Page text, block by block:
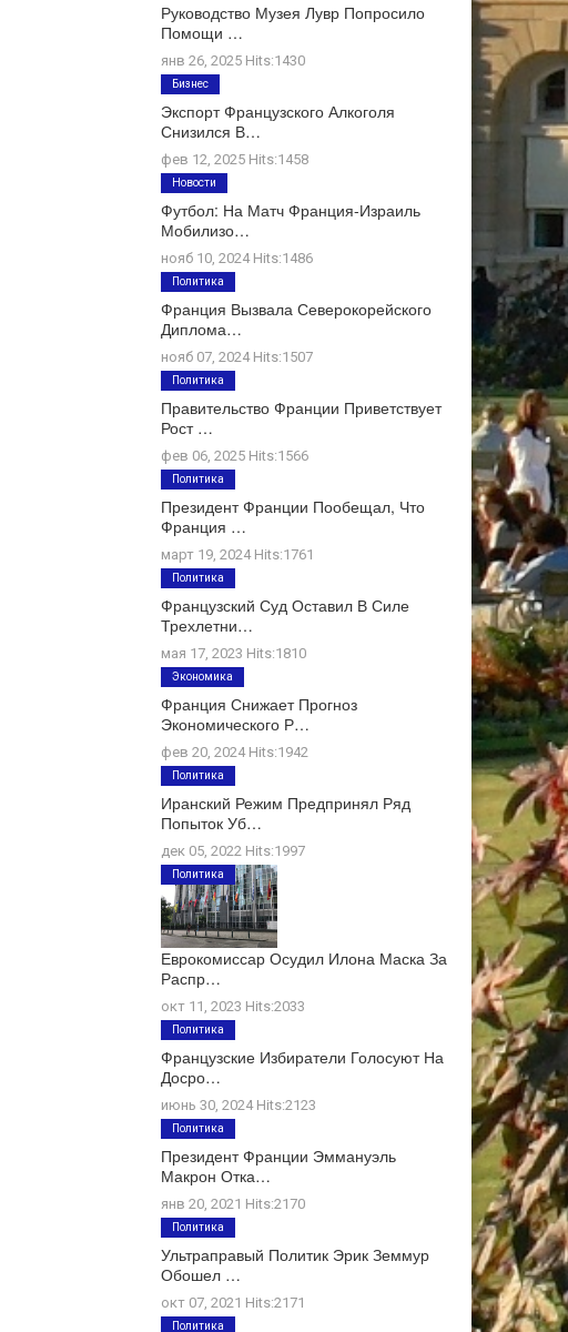
Руководство Музея Лувр Попросило
Помощи …
янв 26, 2025 Hits:1430
Экспорт Французского Алкоголя
Снизился В…
фев 12, 2025 Hits:1458
Бизнес
Футбол: На Матч Франция-Израиль
Мобилизо…
нояб 10, 2024 Hits:1486
Новости
Франция Вызвала Северокорейского
Диплома…
нояб 07, 2024 Hits:1507
Политика
Правительство Франции Приветствует
Рост …
фев 06, 2025 Hits:1566
Политика
Президент Франции Пообещал, Что
Франция …
март 19, 2024 Hits:1761
Политика
Французский Суд Оставил В Силе
Трехлетни…
мая 17, 2023 Hits:1810
Политика
Франция Снижает Прогноз
Экономического Р…
фев 20, 2024 Hits:1942
Экономика
Иранский Режим Предпринял Ряд
Попыток Уб…
дек 05, 2022 Hits:1997
Политика
Еврокомиссар Осудил Илона Маска За
Распр…
окт 11, 2023 Hits:2033
Политика
Французские Избиратели Голосуют На
Досро…
июнь 30, 2024 Hits:2123
Политика
Президент Франции Эммануэль
Макрон Отка…
янв 20, 2021 Hits:2170
Политика
Ультраправый Политик Эрик Земмур
Обошел …
окт 07, 2021 Hits:2171
Политика
Политика